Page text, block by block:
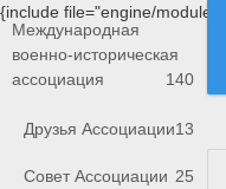
{include file="engine/modules/
Международная
военно-историческая
ассоциация
140
Друзья Ассоциации13
Совет Ассоциации 25